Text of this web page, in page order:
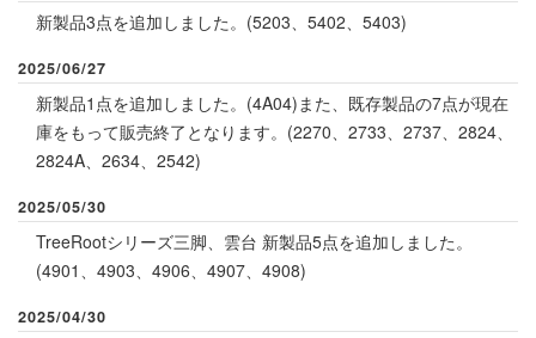
新製品3点を追加しました。(5203、 5402、 5403)
2025/06/27
新製品1点を追加しました。(4A04)また、既存製品の7点が現在
庫をもって販売終了となります。(2270、 2733、 2737、 2824、
2824A、 2634、 2542)
2025/05/30
TreeRootシリーズ三脚、雲台 新製品5点を追加しました。
(4901 、 4903、 4906、 4907、 4908)
2025/04/30